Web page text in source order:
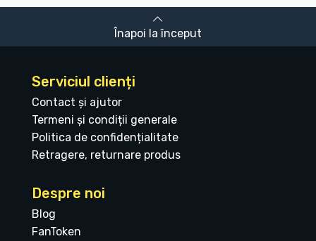
Înapoi la început
Serviciul clienți
Contact și ajutor
Termeni și condiții generale
Politica de confidențialitate
Retragere, returnare produs
Despre noi
Blog
FanToken